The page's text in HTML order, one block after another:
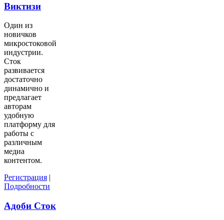
Виктизи
Один из
новичков
микростоковой
индустрии.
Сток
развивается
достаточно
динамично и
предлагает
авторам
удобную
платформу для
работы с
различным
медиа
контентом.
Регистрация |
Подробности
Адоби Сток